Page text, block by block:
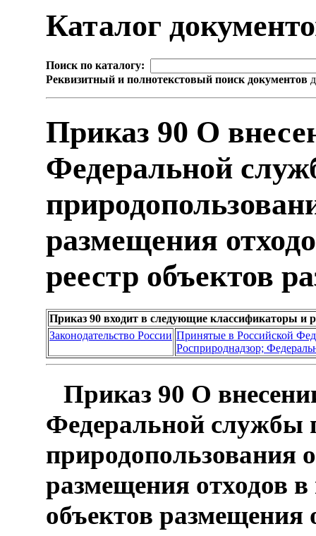
Каталог
Поиск по каталогу:
Реквизитный и полнотекстовый поиск документов
Приказ 90 О
Федеральной
размещения
реестр объектов
Приказ 90 входит в следующие классификаторы и
Законодательство России Принятые в Российской
Росприроднадзор;
Приказ 90 О
Федеральной службы
природопользования
размещения отходов в
объектов размещения